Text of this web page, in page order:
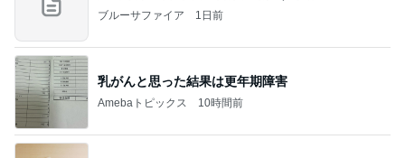
ブルーサファイア 1日前
乳がんと思った結果は更年期障害
Amebaトピックス 10時間前